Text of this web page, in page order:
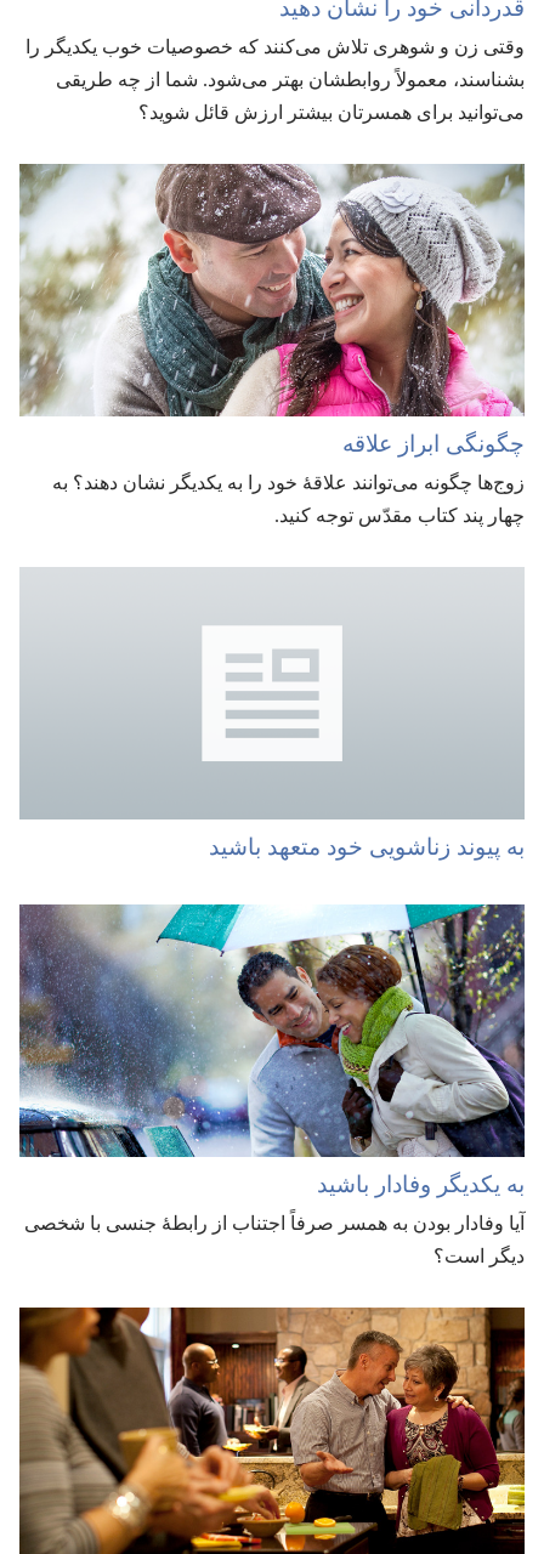
قدردانی خود را نشان دهید
وقتی زن و شوهری تلاش می‌کنند که خصوصیات خوب یکدیگر را
بشناسند،‏ معمولاً روابطشان بهتر می‌شود.‏ شما از چه طریقی
می‌توانید برای همسرتان بیشتر ارزش قائل شوید؟‏
چگونگی ابراز علاقه
زوج‌ها چگونه می‌توانند علاقهٔ خود را به یکدیگر نشان دهند؟‏ به
چهار پند کتاب مقدّس توجه کنید.‏
به پیوند زناشویی خود متعهد باشید
به یکدیگر وفادار باشید
آیا وفادار بودن به همسر صرفاً اجتناب از رابطهٔ جنسی با شخصی
دیگر است؟‏